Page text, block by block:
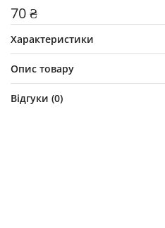
70 ₴
Характеристики
Опис товару
Відгуки (0)